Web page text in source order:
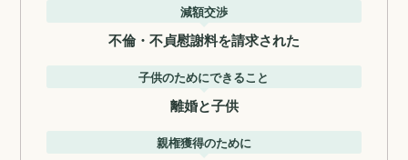
減額交渉
不倫・不貞慰謝料を請求された
子供のためにできること
離婚と子供
親権獲得のために